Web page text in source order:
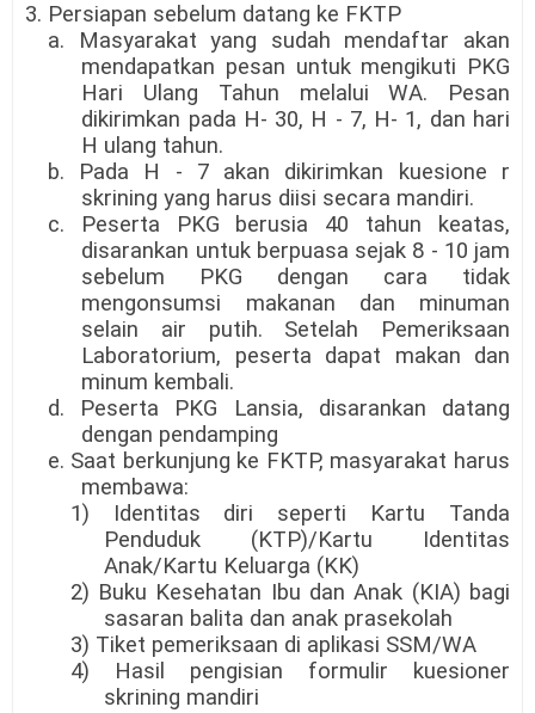
3. Persiapan sebelum datang ke FKTP
a. Masyarakat yang sudah mendaftar akan
mendapatkan pesan untuk mengikuti PKG
Hari Ulang Tahun melalui WA. Pesan
dikirimkan pada H- 30, H - 7, H- 1, dan hari
H ulang tahun.
b. Pada H - 7 akan dikirimkan kuesione r
skrining yang harus diisi secara mandiri.
c. Peserta PKG berusia 40 tahun keatas,
disarankan untuk berpuasa sejak 8 - 10 jam
sebelum PKG dengan cara tidak
mengonsumsi makanan dan minuman
selain air putih. Setelah Pemeriksaan
Laboratorium, peserta dapat makan dan
minum kembali.
d. Peserta PKG Lansia, disarankan datang
dengan pendamping
e. Saat berkunjung ke FKTP, masyarakat harus
membawa:
1) Identitas diri seperti Kartu Tanda
Penduduk (KTP)/Kartu Identitas
Anak/Kartu Keluarga (KK)
2) Buku Kesehatan Ibu dan Anak (KIA) bagi
sasaran balita dan anak prasekolah
3) Tiket pemeriksaan di aplikasi SSM/WA
4) Hasil pengisian formulir kuesioner
skrining mandiri